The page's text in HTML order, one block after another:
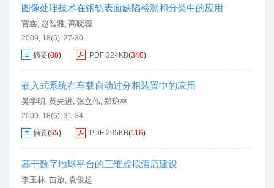
图像处理技术在钢轨表面缺陷检测和分类中的应用
官鑫 赵智雅 高晓蓉
2009, 18(6): 27-30.
摘要(88) PDF 324KB(340)
嵌入式系统在车载自动过分相装置中的应用
吴学明 , 黄先进, 张立伟, 郑琼林
2009, 18(6): 31-34.
摘要(65) PDF 295KB(116)
基于数字地球平台的三维虚拟酒店建设
李玉林, 苗放, 袁俊超